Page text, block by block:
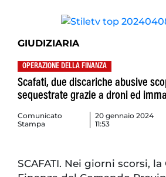
GIUDIZIARIA
OPERAZIONE DELLA FINANZA
Scafati, due discariche abusive
sequestrate grazie a droni ed
Comunicato
Stampa
20 gennaio 2024
11:53
SCAFATI. Nei giorni scorsi,